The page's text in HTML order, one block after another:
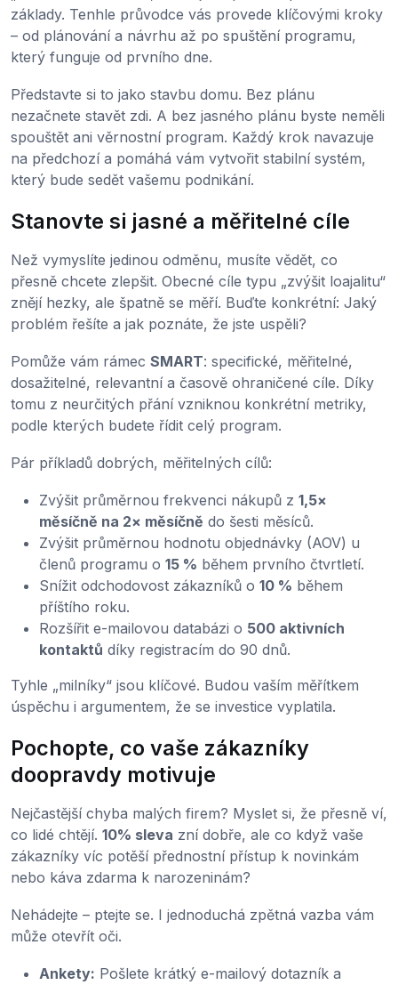
základy. Tenhle průvodce vás provede klíčovými kroky
– od plánování a návrhu až po spuštění programu,
který funguje od prvního dne.
Představte si to jako stavbu domu. Bez plánu
nezačnete stavět zdi. A bez jasného plánu byste neměli
spouštět ani věrnostní program. Každý krok navazuje
na předchozí a pomáhá vám vytvořit stabilní systém,
který bude sedět vašemu podnikání.
Stanovte si jasné a měřitelné cíle
Než vymyslíte jedinou odměnu, musíte vědět, co
přesně chcete zlepšit. Obecné cíle typu „zvýšit loajalitu“
znějí hezky, ale špatně se měří. Buďte konkrétní: Jaký
problém řešíte a jak poznáte, že jste uspěli?
Pomůže vám rámec SMART: specifické, měřitelné,
dosažitelné, relevantní a časově ohraničené cíle. Díky
tomu z neurčitých přání vzniknou konkrétní metriky,
podle kterých budete řídit celý program.
Pár příkladů dobrých, měřitelných cílů:
Zvýšit průměrnou frekvenci nákupů z 1,5×
měsíčně na 2× měsíčně do šesti měsíců.
Zvýšit průměrnou hodnotu objednávky (AOV) u
členů programu o 15 % během prvního čtvrtletí.
Snížit odchodovost zákazníků o 10 % během
příštího roku.
Rozšířit e-mailovou databázi o 500 aktivních
kontaktů díky registracím do 90 dnů.
Tyhle „milníky“ jsou klíčové. Budou vaším měřítkem
úspěchu i argumentem, že se investice vyplatila.
Pochopte, co vaše zákazníky
doopravdy motivuje
Nejčastější chyba malých firem? Myslet si, že přesně ví,
co lidé chtějí. 10% sleva zní dobře, ale co když vaše
zákazníky víc potěší přednostní přístup k novinkám
nebo káva zdarma k narozeninám?
Nehádejte – ptejte se. I jednoduchá zpětná vazba vám
může otevřít oči.
Ankety: Pošlete krátký e-mailový dotazník a